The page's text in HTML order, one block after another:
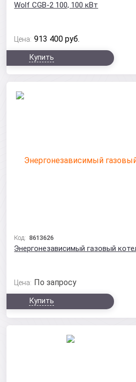
Wolf CGB-2 100, 100 кВт
Цена: 913 400 руб.
Купить
Код: 8613626
Энергонезависимый газовый
Цена: По запросу
Купить